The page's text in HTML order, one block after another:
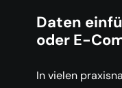
Daten
oder E-
In vielen